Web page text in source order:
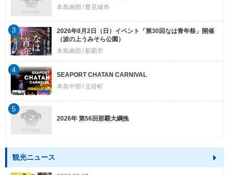
本島南部
豊見城市
2026年8月2日（日）イベント「第30回なは青年祭」開催
（波の上うみそら公園）
本島南部
那覇市
3
SEAPORT CHATAN CARNIVAL
本島中部 北谷町
4
2026年 第56回那覇大綱挽
5
観光ニュース